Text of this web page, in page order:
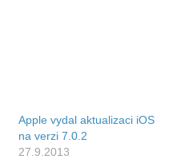
Apple vydal aktualizaci iOS
na verzi 7.0.2
27.9.2013